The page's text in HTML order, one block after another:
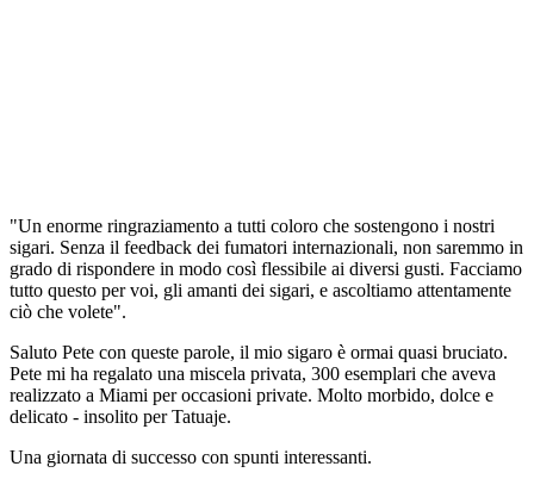
"Un enorme ringraziamento a tutti coloro che sostengono i nostri
sigari. Senza il feedback dei fumatori internazionali, non saremmo in
grado di rispondere in modo così flessibile ai diversi gusti. Facciamo
tutto questo per voi, gli amanti dei sigari, e ascoltiamo attentamente
ciò che volete".
Saluto Pete con queste parole, il mio sigaro è ormai quasi bruciato.
Pete mi ha regalato una miscela privata, 300 esemplari che aveva
realizzato a Miami per occasioni private. Molto morbido, dolce e
delicato - insolito per Tatuaje.
Una giornata di successo con spunti interessanti.